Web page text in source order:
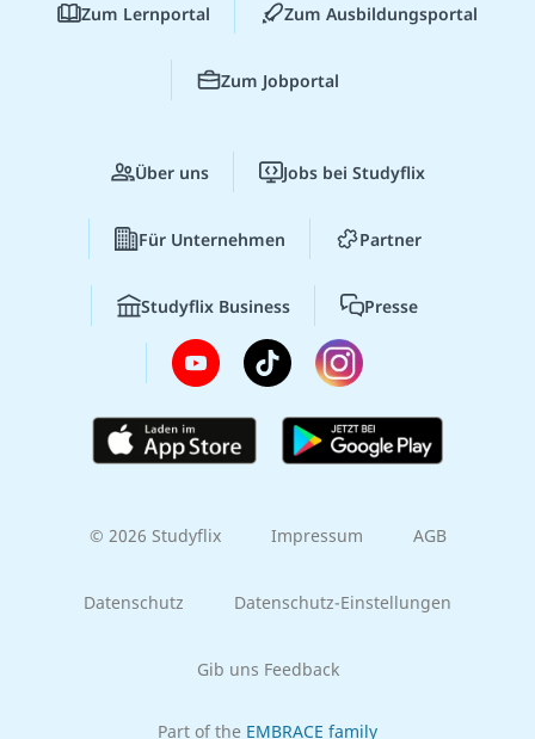
Zum Lernportal Zum Ausbildungsportal
Zum Jobportal
Über uns Jobs bei Studyflix
Für Unternehmen Partner
Studyflix Business Presse
© 2026 Studyflix Impressum AGB
Datenschutz Datenschutz-Einstellungen
Gib uns Feedback
Part of the EMBRACE family